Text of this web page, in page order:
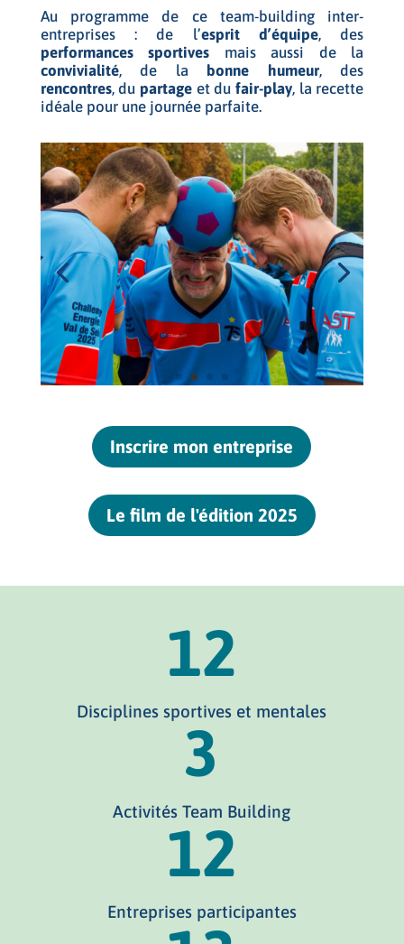
Au programme de ce team-building inter-
entreprises : de l’esprit d’équipe, des
performances sportives mais aussi de la
convivialité, de la bonne humeur, des
rencontres, dupartage et du fair-play, la recette
idéale pour une journée parfaite.
Inscrire mon entreprise
Le film de l'édition 2025
12
Disciplines sportives et mentales
3
Activités Team Building
12
Entreprises participantes